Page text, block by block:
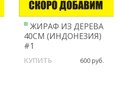
ЖИРАФ ИЗ ДЕРЕВА
40СМ (ИНДОНЕЗИЯ)
#1
КУПИТЬ 600 руб.